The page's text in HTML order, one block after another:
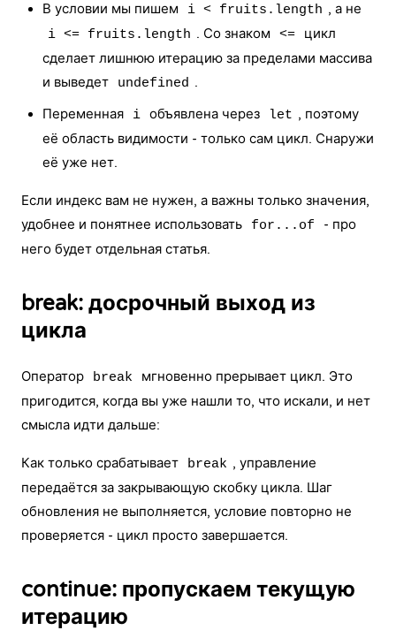
В условии мы пишем
i < fruits.length , а не
i <= fruits.length . Со знаком <=
цикл
сделает лишнюю итерацию за пределами массива
и выведет
undefined .
Переменная
i объявлена через let , поэтому
её область видимости - только сам цикл. Снаружи
её уже нет.
Если индекс вам не нужен, а важны только значения,
удобнее и понятнее использовать
for...of
- про
него будет отдельная статья.
break: досрочный выход из
цикла
Оператор break
мгновенно прерывает цикл. Это
пригодится, когда вы уже нашли то, что искали, и нет
смысла идти дальше:
Как только срабатывает break , управление
передаётся за закрывающую скобку цикла. Шаг
обновления не выполняется, условие повторно не
проверяется - цикл просто завершается.
continue: пропускаем текущую
итерацию